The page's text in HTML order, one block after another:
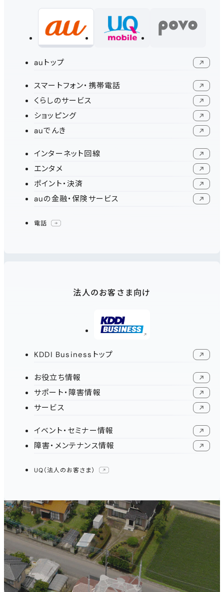
auトップ
新規ウィンドウで開く
スマートフォン・携帯電話
新規ウィンドウで開く
くらしのサービス
新規ウィンドウで開く
ショッピング
新規ウィンドウで開く
auでんき
新規ウィンドウで開く
インターネット回線
新規ウィンドウで開く
エンタメ
新規ウィンドウで開く
ポイント・決済
新規ウィンドウで開く
auの金融・保険サービス
新規ウィンドウで開く
電話
法人のお客さま向け
新規ウィンドウで開く
KDDI Businessトップ
新規ウィンドウで開く
お役立ち情報
新規ウィンドウで開く
サポート・障害情報
新規ウィンドウで開く
サービス
新規ウィンドウで開く
イベント・セミナー情報
新規ウィンドウで開く
障害・メンテナンス情報
新規ウィンドウで開く
UQ（法人のお客さま）